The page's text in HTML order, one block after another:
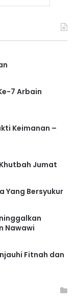
7 Arbain
Keimanan –
Jumat
Yang Bersyukur
Nawawi
Fitnah dan